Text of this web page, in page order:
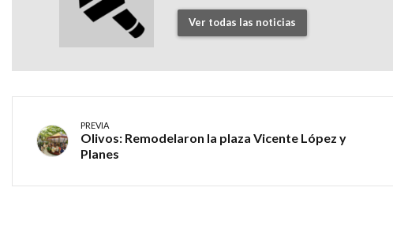
Ver todas las noticias
PREVIA
Olivos: Remodelaron la plaza Vicente López y
Planes